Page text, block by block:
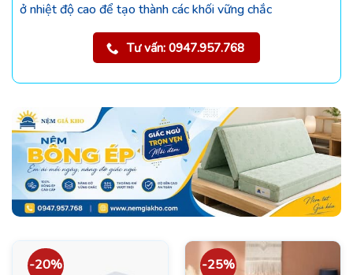
ở nhiệt độ cao để tạo thành các khối vững chắc
Tư vấn: 0947.957.768
-20% -25%